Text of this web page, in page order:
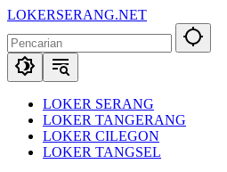
Langsung
konten
LOKERSERANG.NET
Lowongan
Kerja
Serang
SekitarnyaLOKER SERANG
LOKER TANGERANG
LOKER CILEGON
LOKER TANGSEL